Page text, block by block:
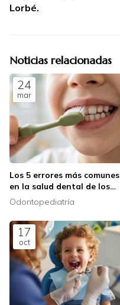
Lorbé.
Noticias relacionadas
24
mar
Los 5 errores más comunes
en la salud dental de los
niños y cómo evitarlos
Odontopediatría
17
oct